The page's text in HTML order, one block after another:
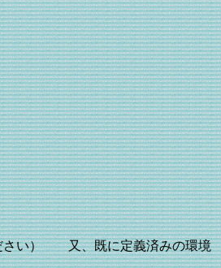
さい） 又、既に定義済みの環境